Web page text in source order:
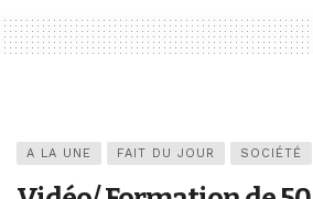
A LA UNE FAIT DU JOUR SOCIÉTÉ